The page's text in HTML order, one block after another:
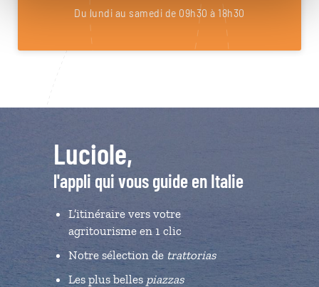
Du lundi au samedi de 09h30 à 18h30
Luciole,
l'appli qui vous guide en Italie
L’itinéraire vers votre
agritourisme en 1 clic
Notre sélection de trattorias
Les plus belles piazzas